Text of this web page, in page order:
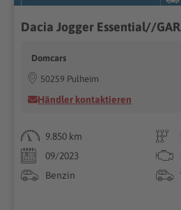
Domcars
50259 Pulheim
Händler kontaktieren
9.850 km
09/2023
Benzin